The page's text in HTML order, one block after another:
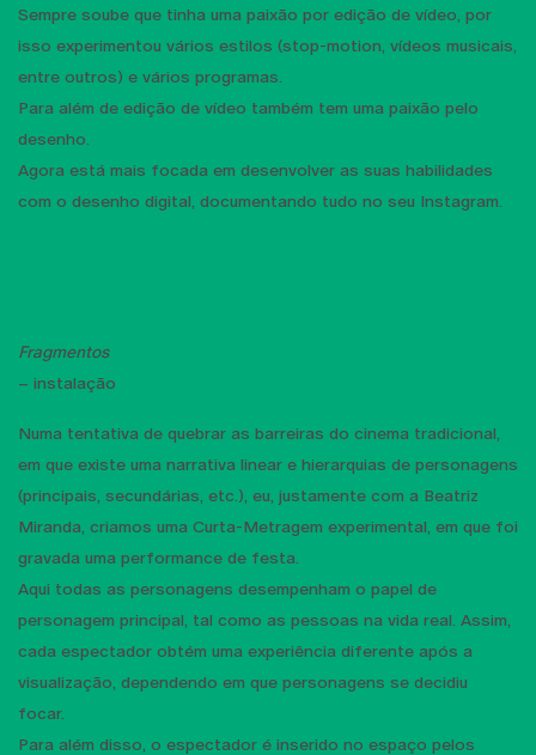
Sempre soube que tinha uma paixão por edição de vídeo, por
isso experimentou vários estilos (stop-motion, vídeos musicais,
entre outros) e vários programas.
Para além de edição de vídeo também tem uma paixão pelo
desenho.
Agora está mais focada em desenvolver as suas habilidades
com o desenho digital, documentando tudo no seu Instagram.
Fragmentos
– instalação
Numa tentativa de quebrar as barreiras do cinema tradicional,
em que existe uma narrativa linear e hierarquias de personagens
(principais, secundárias, etc.), eu, justamente com a Beatriz
Miranda, criamos uma Curta-Metragem experimental, em que foi
gravada uma performance de festa.
Aqui todas as personagens desempenham o papel de
personagem principal, tal como as pessoas na vida real. Assim,
cada espectador obtém uma experiência diferente após a
visualização, dependendo em que personagens se decidiu
focar.
Para além disso, o espectador é inserido no espaço pelos